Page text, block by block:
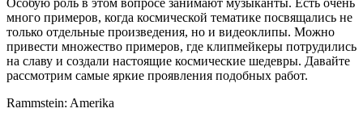
много примеров, когда космической тематике посвящались не
только отдельные произведения, но и видеоклипы. Можно
привести множество примеров, где клипмейкеры потрудились
на славу и создали настоящие космические шедевры. Давайте
рассмотрим самые яркие проявления подобных работ.
Rammstein: Amerika